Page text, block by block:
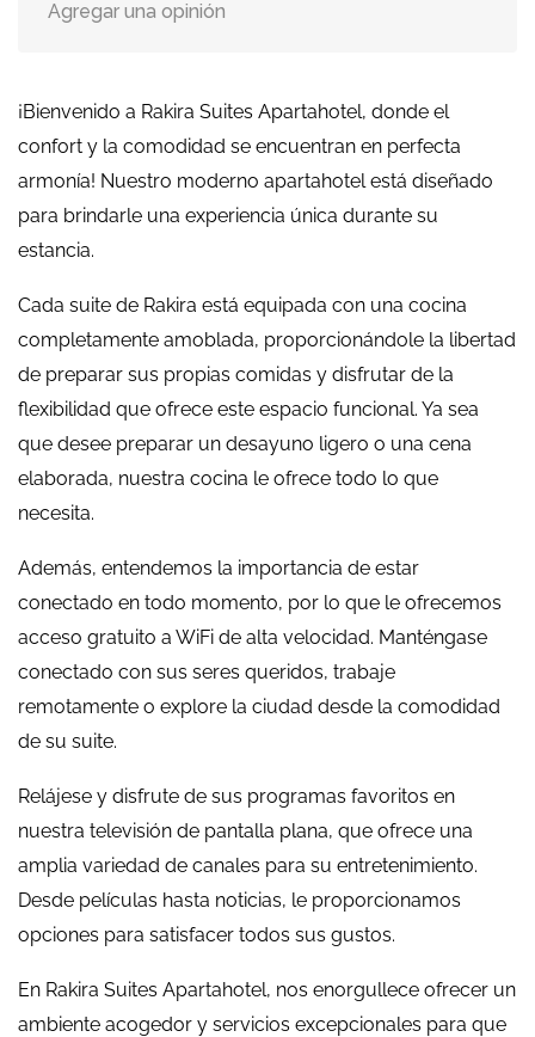
Agregar una opinión
¡Bienvenido a Rakira Suites Apartahotel, donde el
confort y la comodidad se encuentran en perfecta
armonía! Nuestro moderno apartahotel está diseñado
para brindarle una experiencia única durante su
estancia.
Cada suite de Rakira está equipada con una cocina
completamente amoblada, proporcionándole la libertad
de preparar sus propias comidas y disfrutar de la
flexibilidad que ofrece este espacio funcional. Ya sea
que desee preparar un desayuno ligero o una cena
elaborada, nuestra cocina le ofrece todo lo que
necesita.
Además, entendemos la importancia de estar
conectado en todo momento, por lo que le ofrecemos
acceso gratuito a WiFi de alta velocidad. Manténgase
conectado con sus seres queridos, trabaje
remotamente o explore la ciudad desde la comodidad
de su suite.
Relájese y disfrute de sus programas favoritos en
nuestra televisión de pantalla plana, que ofrece una
amplia variedad de canales para su entretenimiento.
Desde películas hasta noticias, le proporcionamos
opciones para satisfacer todos sus gustos.
En Rakira Suites Apartahotel, nos enorgullece ofrecer un
ambiente acogedor y servicios excepcionales para que